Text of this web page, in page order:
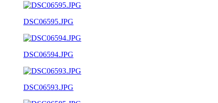
DSC06595.JPG
DSC06594.JPG
DSC06593.JPG